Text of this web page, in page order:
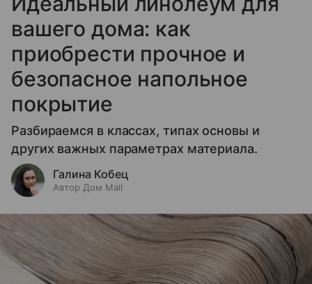
вашего дома: как
приобрести прочное и
безопасное напольное
покрытие
Разбираемся в классах, типах основы и
других важных параметрах материала.
Галина Кобец
Автор Дом Mail